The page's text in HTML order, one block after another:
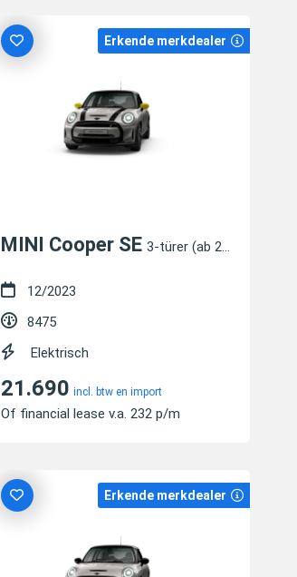
Erkende merkdealer
MINI Cooper SE 3-türer (ab 2020)
12/2023
8475
Elektrisch
21.690 incl. btw en import
Of financial lease v.a. 232 p/m
Erkende merkdealer